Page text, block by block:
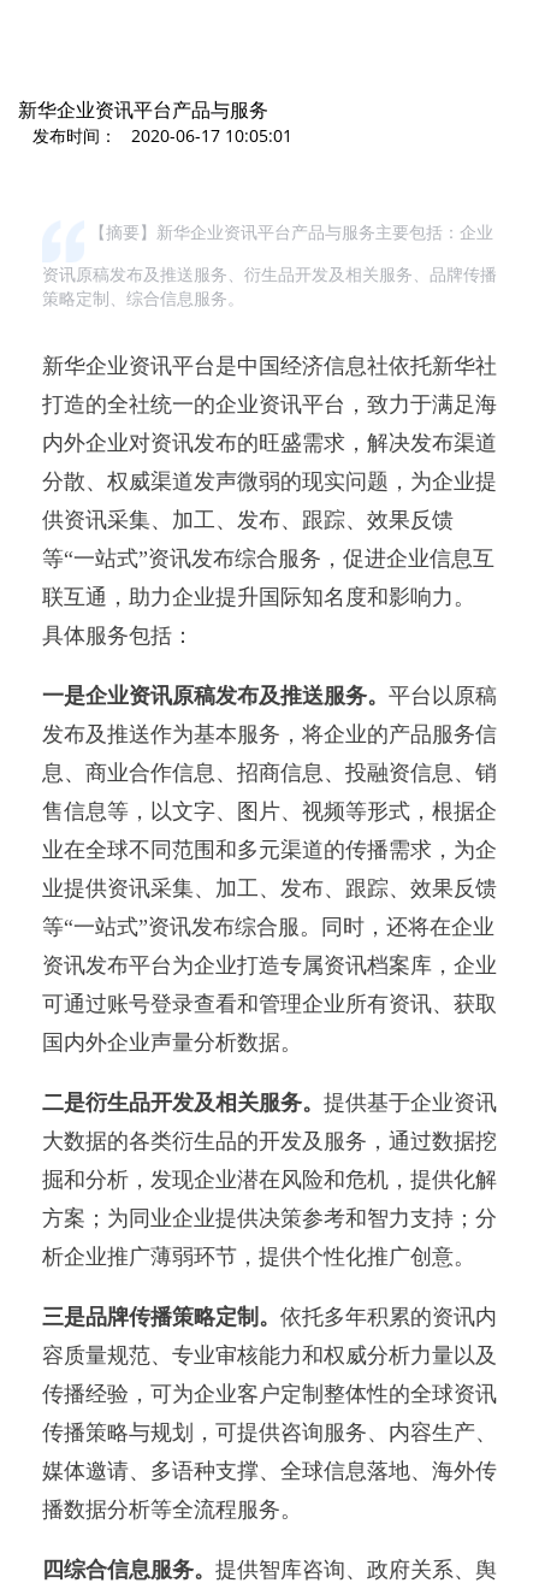
新华企业资讯平台产品与服务
发布时间： 2020-06-17 10:05:01
【摘要】新华企业资讯平台产品与服务主要包括：企业
资讯原稿发布及推送服务、衍生品开发及相关服务、品牌传播
策略定制、综合信息服务。
新华企业资讯平台是中国经济信息社依托新华社
打造的全社统一的企业资讯平台，致力于满足海
内外企业对资讯发布的旺盛需求，解决发布渠道
分散、权威渠道发声微弱的现实问题，为企业提
供资讯采集、加工、发布、跟踪、效果反馈
等“一站式”资讯发布综合服务，促进企业信息互
联互通，助力企业提升国际知名度和影响力。
具体服务包括：
一是企业资讯原稿发布及推送服务。 平台以原稿
发布及推送作为基本服务，将企业的产品服务信
息、商业合作信息、招商信息、投融资信息、销
售信息等，以文字、图片、视频等形式，根据企
业在全球不同范围和多元渠道的传播需求，为企
业提供资讯采集、加工、发布、跟踪、效果反馈
等“一站式”资讯发布综合服。同时，还将在企业
资讯发布平台为企业打造专属资讯档案库，企业
可通过账号登录查看和管理企业所有资讯、获取
国内外企业声量分析数据。
二是衍生品开发及相关服务。 提供基于企业资讯
大数据的各类衍生品的开发及服务，通过数据挖
掘和分析，发现企业潜在风险和危机，提供化解
方案；为同业企业提供决策参考和智力支持；分
析企业推广薄弱环节，提供个性化推广创意。
三是品牌传播策略定制。 依托多年积累的资讯内
容质量规范、专业审核能力和权威分析力量以及
传播经验，可为企业客户定制整体性的全球资讯
传播策略与规划，可提供咨询服务、内容生产、
媒体邀请、多语种支撑、全球信息落地、海外传
播数据分析等全流程服务。
四综合信息服务。 提供智库咨询、政府关系、舆